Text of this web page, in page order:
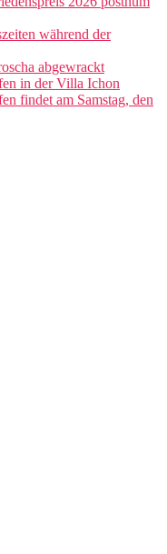
während der
abgewrackt
in der Villa Ichon
findet am Samstag, den